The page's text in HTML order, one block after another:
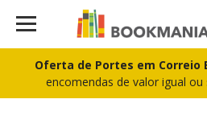
Oferta de Portes em Correio
encomendas de valor igual ou